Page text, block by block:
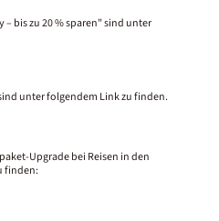
bis zu 20 % sparen" sind unter
unter folgendem Link zu finden.
Upgrade bei Reisen in den
finden: